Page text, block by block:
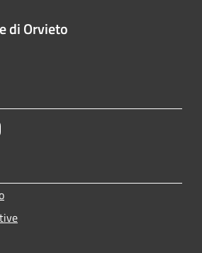
di Orvieto
Instagram